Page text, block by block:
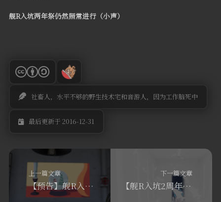
舰R入坑两年祭仍然照常进行（小声）
社畜人，水平不够的野生技术宅和音游人，因为工作脑死中
最后更新于 2016-12-31
上一篇文章
【预告】舰R入坑二周年祭
下一篇文章
【舰R入坑2周年感谢祭】提督的新年致辞